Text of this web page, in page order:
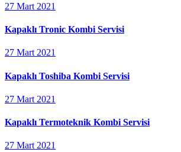
27 Mart 2021
Kapaklı Tronic Kombi Servisi
27 Mart 2021
Kapaklı Toshiba Kombi Servisi
27 Mart 2021
Kapaklı Termoteknik Kombi Servisi
27 Mart 2021